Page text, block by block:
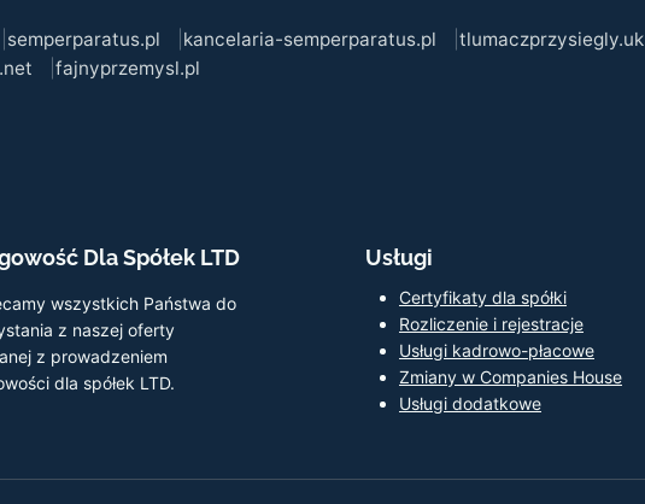
semperparatus.pl kancelaria-semperparatus.pl tlumaczprzysiegly.uk
fajnyprzemysl.pl
Dla Spółek LTD
wszystkich Państwa do
z naszej oferty
z prowadzeniem
dla spółek LTD.
Usługi
Certyfikaty dla spółki
Rozliczenie i rejestracje
Usługi kadrowo-płacowe
Zmiany w Companies House
Usługi dodatkowe